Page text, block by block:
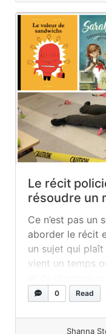
Le récit
résoudre un
Ce n’est pas un
aborder le récit
un sujet qui
vient un temps
trouver autre
0 Read
Shanna